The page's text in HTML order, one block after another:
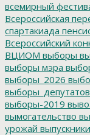
всемирный
Всероссийская
спартакиада
Всероссийский
ВЦИОМ выборы
выборы мэра
выборы_2026
выборы-2019
вымогательство
урожай выпускники